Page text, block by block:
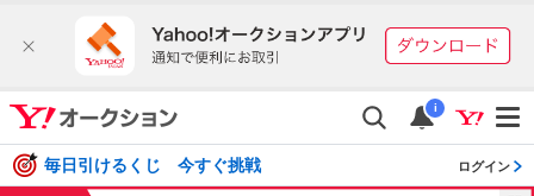
i
毎日引けるくじ 今すぐ挑戦 ログイン